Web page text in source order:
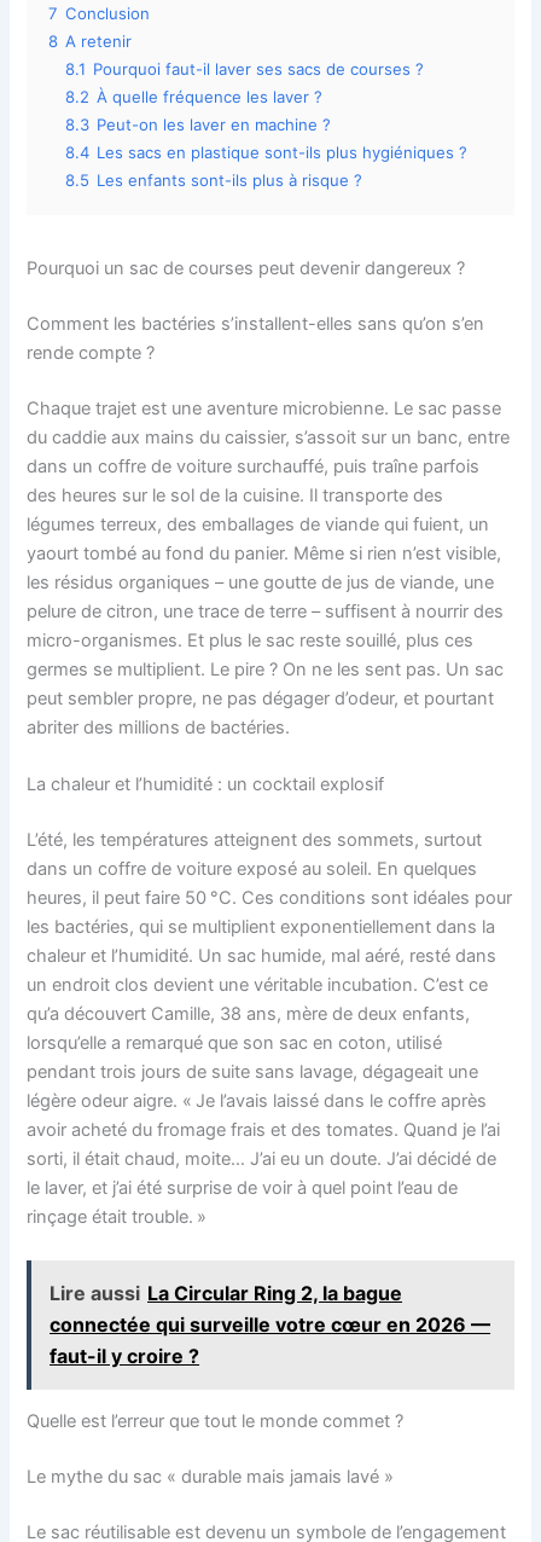
7 Conclusion
8 A retenir
8.1 Pourquoi faut-il laver ses sacs de courses ?
8.2 À quelle fréquence les laver ?
8.3 Peut-on les laver en machine ?
8.4 Les sacs en plastique sont-ils plus hygiéniques ?
8.5 Les enfants sont-ils plus à risque ?
Pourquoi un sac de courses peut devenir dangereux ?
Comment les bactéries s’installent-elles sans qu’on s’en
rende compte ?
Chaque trajet est une aventure microbienne. Le sac passe
du caddie aux mains du caissier, s’assoit sur un banc, entre
dans un coffre de voiture surchauffé, puis traîne parfois
des heures sur le sol de la cuisine. Il transporte des
légumes terreux, des emballages de viande qui fuient, un
yaourt tombé au fond du panier. Même si rien n’est visible,
les résidus organiques – une goutte de jus de viande, une
pelure de citron, une trace de terre – suffisent à nourrir des
micro-organismes. Et plus le sac reste souillé, plus ces
germes se multiplient. Le pire ? On ne les sent pas. Un sac
peut sembler propre, ne pas dégager d’odeur, et pourtant
abriter des millions de bactéries.
La chaleur et l’humidité : un cocktail explosif
L’été, les températures atteignent des sommets, surtout
dans un coffre de voiture exposé au soleil. En quelques
heures, il peut faire 50 °C. Ces conditions sont idéales pour
les bactéries, qui se multiplient exponentiellement dans la
chaleur et l’humidité. Un sac humide, mal aéré, resté dans
un endroit clos devient une véritable incubation. C’est ce
qu’a découvert Camille, 38 ans, mère de deux enfants,
lorsqu’elle a remarqué que son sac en coton, utilisé
pendant trois jours de suite sans lavage, dégageait une
légère odeur aigre. « Je l’avais laissé dans le coffre après
avoir acheté du fromage frais et des tomates. Quand je l’ai
sorti, il était chaud, moite… J’ai eu un doute. J’ai décidé de
le laver, et j’ai été surprise de voir à quel point l’eau de
rinçage était trouble. »
Lire aussi La Circular Ring 2, la bague
connectée qui surveille votre cœur en 2026 —
faut-il y croire ?
Quelle est l’erreur que tout le monde commet ?
Le mythe du sac « durable mais jamais lavé »
Le sac réutilisable est devenu un symbole de l’engagement